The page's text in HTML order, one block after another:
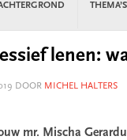
THEMA’S
lenen:
DOOR MICHEL HALTERS
mr. Mischa